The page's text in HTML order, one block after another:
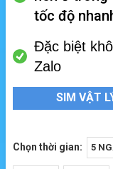
tốc độ
Đặc biệt
Zalo
SIM VẬT
Chọn thời gian: 5